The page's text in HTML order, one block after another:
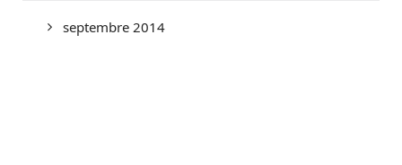
septembre 2014